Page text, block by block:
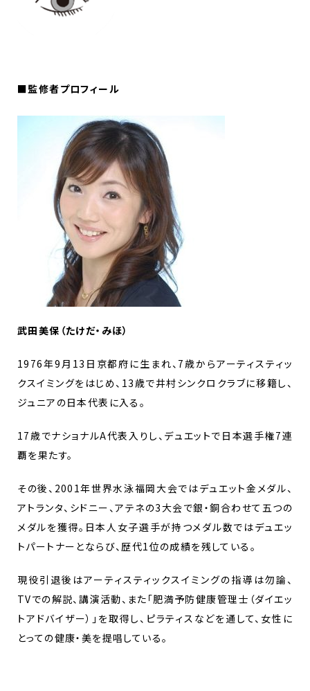
■監修者プロフィール
武田美保（たけだ・みほ）
1976年9月13日京都府に生まれ、7歳からアーティスティッ
クスイミングをはじめ、13歳で井村シンクロクラブに移籍し、
ジュニアの日本代表に入る。
17歳でナショナルA代表入りし、デュエットで日本選手権7連
覇を果たす。
その後、2001年世界水泳福岡大会ではデュエット金メダル、
アトランタ、シドニー、アテネの3大会で銀・銅合わせて五つの
メダルを獲得。日本人女子選手が持つメダル数ではデュエッ
トパートナーとならび、歴代1位の成績を残している。
現役引退後はアーティスティックスイミングの指導は勿論、
TVでの解説、講演活動、また「肥満予防健康管理士（ダイエッ
トアドバイザー）」を取得し、ピラティスなどを通して、女性に
とっての健康・美を提唱している。